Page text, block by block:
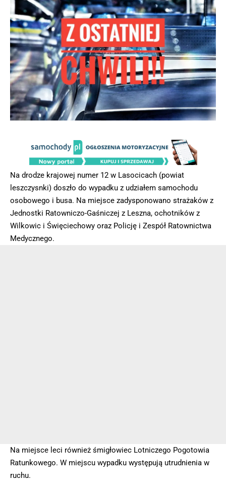
Na drodze krajowej numer 12 w Lasocicach (powiat
leszczysnki) doszło do wypadku z udziałem samochodu
osobowego i busa. Na miejsce zadysponowano strażaków z
Jednostki Ratowniczo-Gaśniczej z Leszna, ochotników z
Wilkowic i Święciechowy oraz Policję i Zespół Ratownictwa
Medycznego.
Na miejsce leci również śmigłowiec Lotniczego Pogotowia
Ratunkowego. W miejscu wypadku występują utrudnienia w
ruchu.